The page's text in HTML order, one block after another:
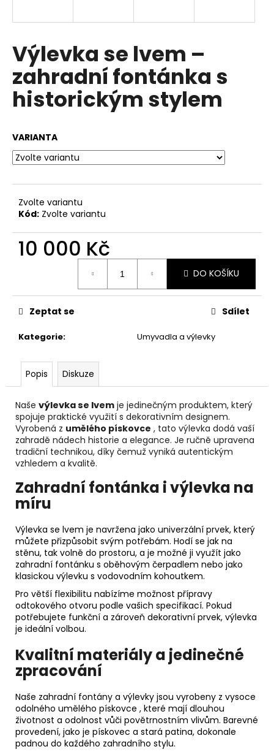
Výlevka se lvem –
zahradní fontánka s
historickým stylem
VARIANTA
Zvolte variantu
Kód: Zvolte variantu
10 000 Kč
DO KOŠÍKU
Kategorie: Umyvadla a výlevky
Zeptat se Sdílet
Popis Diskuze
Naše výlevka se lvem je jedinečným produktem, který
spojuje praktické využití s ​​dekorativním designem.
Vyrobená z umělého pískovce , tato výlevka dodá vaší
zahradě nádech historie a elegance. Je ručně upravena
tradiční technikou, díky čemuž vyniká autentickým
vzhledem a kvalitě.
Zahradní fontánka i výlevka na
míru
Výlevka se lvem je navržena jako univerzální prvek, který
můžete přizpůsobit svým potřebám. Hodí se jak na
stěnu, tak volně do prostoru, a je možné ji využít jako
zahradní fontánku s oběhovým čerpadlem nebo jako
klasickou výlevku s vodovodním kohoutkem.
Pro větší flexibilitu nabízíme možnost přípravy
odtokového otvoru podle vašich specifikací. Pokud
potřebujete funkční a zároveň dekorativní prvek, výlevka
je ideální volbou.
Kvalitní materiály a jedinečné
zpracování
Naše zahradní fontány a výlevky jsou vyrobeny z vysoce
odolného umělého pískovce , které mají dlouhou
životnost a odolnost vůči povětrnostním vlivům. Barevné
provedení, jako je pískovec a stará patina, dokonale
padnou do každého zahradního stylu.
í
t
?
D
o
p
o
e
m
e
KVĚTINOVÝ
TRUHLÍK
3
000
Kč